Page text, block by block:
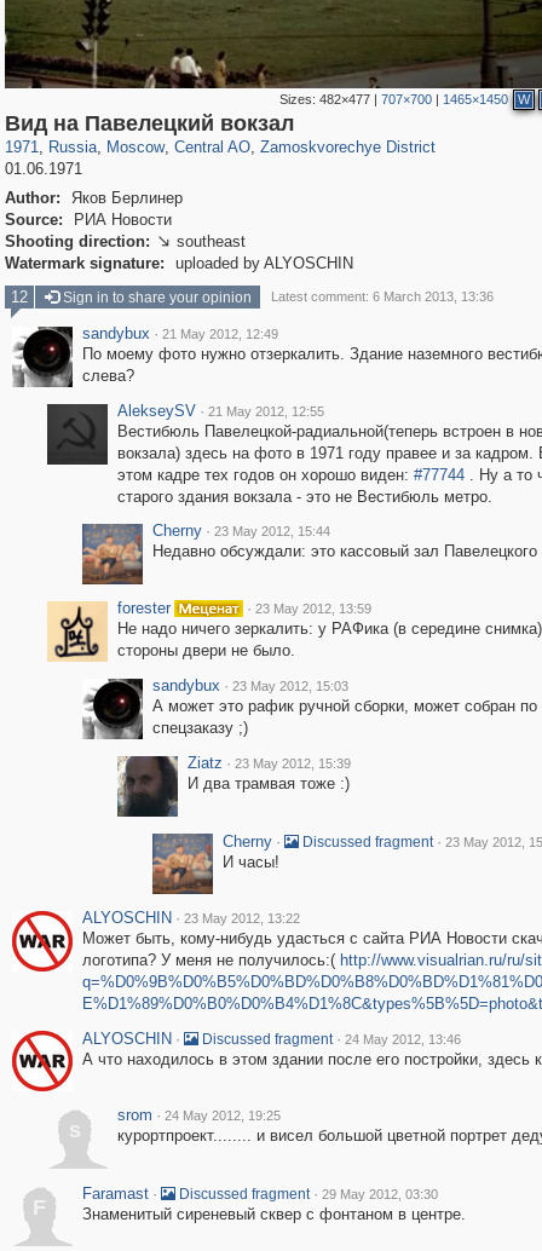
Sizes:482×477 |707×700 | 1465×1450 W
Вид на Павелецкий вокзал
1971, Russia
1,406,849 29,243
, Moscow
319,861 8,286
, Central AO
160,009 5,916
, Zamoskvorechye District
6,190
01.06.1971
Author:
Яков Берлинер
Source:
РИА Новости
Shooting direction:  southeast
Watermark signature:
uploaded by ALYOSCHIN
12
Sign in to share your opinion Latest comment: 6 March 2013, 13:36
sandybux · 21 May 2012, 12:49
По моему фото нужно отзеркалить. Здание наземного
слева?
AlekseySV · 21 May 2012, 12:55
Вестибюль Павелецкой-радиальной(теперь встроен в
вокзала) здесь на фото в 1971 году правее и за кадром.
этом кадре тех годов он хорошо виден: #77744. Ну а то
старого здания вокзала - это не Вестибюль метро.
Cherny · 23 May 2012, 15:44
Недавно обсуждали: это кассовый зал Павелецкого
forester · 23 May 2012, 13:59
Не надо ничего зеркалить: у РАФика (в середине
стороны двери не было.
sandybux · 23 May 2012, 15:03
А может это рафик ручной сборки, может собран по
спецзаказу ;)
Ziatz · 23 May 2012, 15:39
И два трамвая тоже :)
Cherny · Discussed fragment · 23 May 2012,
И часы!
ALYOSCHIN · 23 May 2012, 13:22
Может быть, кому-нибудь удасться с сайта РИА Новости
логотипа? У меня не получилось:( http://www.visualrian.ru/ru/
ALYOSCHIN · Discussed fragment · 24 May 2012, 13:46
А что находилось в этом здании после его постройки, здесь
s
srom · 24 May 2012, 19:25
курортпроект........ и висел большой цветной портрет
F
Faramast · Discussed fragment · 29 May 2012, 03:30
Знаменитый сиреневый сквер с фонтаном в центре.